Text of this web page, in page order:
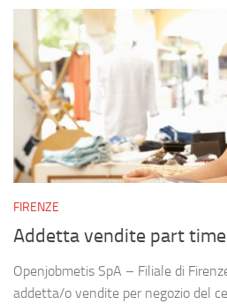
FIRENZE
Addetta vendite part time
Openjobmetis SpA – Filiale di
addetta/o vendite per negozio del